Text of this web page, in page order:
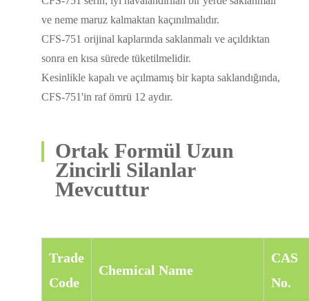
ve neme maruz kalmaktan kaçınılmalıdır.
CFS-751 orijinal kaplarında saklanmalı ve açıldıktan
sonra en kısa sürede tüketilmelidir.
Kesinlikle kapalı ve açılmamış bir kapta saklandığında,
CFS-751'in raf ömrü 12 aydır.
Ortak Formül Uzun
Zincirli Silanlar
Mevcuttur
Trade
Code
Chemical Name
CAS
No.